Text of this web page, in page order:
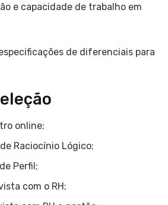
e capacidade de trabalho em
de diferenciais para
online;
Raciocínio Lógico;
Perfil;
com o RH;